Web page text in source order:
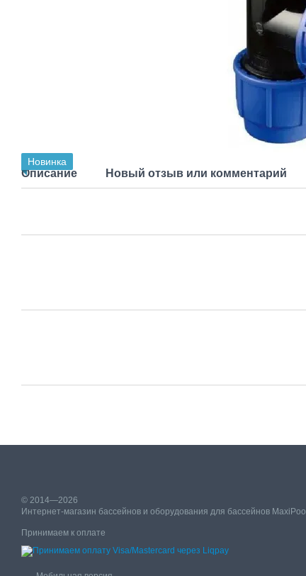
Новинка
Описание Новый отзыв или комментарий
© 2014—2026
Интернет-магазин бассейнов и оборудования для бассейнов MaxiPool
Принимаем к оплате